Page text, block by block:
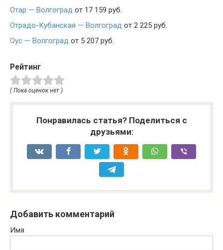
Отар — Волгоград от 17 159 руб.
Отрадо-Кубанская — Волгоград от 2 225 руб.
Оус — Волгоград от 5 207 руб.
Рейтинг
( Пока оценок нет )
Понравилась статья? Поделиться с
друзьями:
Добавить комментарий
Имя